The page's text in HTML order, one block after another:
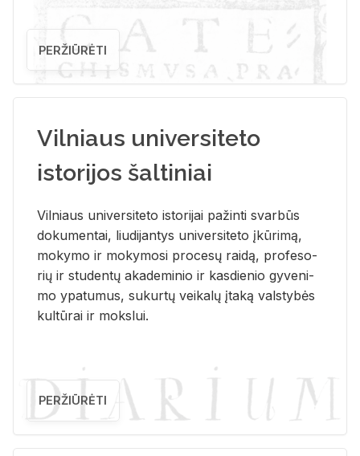
PERŽIŪRĖTI
Vilniaus universiteto
istorijos šaltiniai
Vil­niaus uni­ver­si­te­to is­to­ri­jai pa­žin­ti svar­būs
do­ku­men­tai, liu­di­jan­tys uni­ver­si­te­to įkū­ri­mą,
mo­ky­mo ir mo­ky­mo­si pro­ce­sų rai­dą, pro­fe­so­
rių ir stu­den­tų aka­de­mi­nio ir kas­die­nio gy­ve­ni­
mo ypa­tu­mus, su­kur­tų vei­ka­lų įta­ką vals­ty­bės
kul­tū­rai ir moks­lui.
PERŽIŪRĖTI